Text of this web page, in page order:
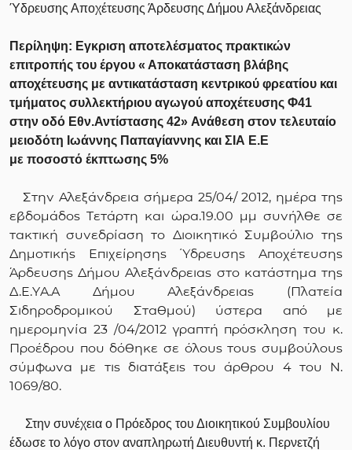
Ύδρευσης Αποχέτευσης Άρδευσης Δήμου Αλεξάνδρειας
Περίληψη: Εγκριση αποτελέσματος πρακτικών
επιτροπής του έργου « Αποκατάσταση βλάβης
αποχέτευσης με αντικατάσταση κεντρικού φρεατίου και
τμήματος συλλεκτήριου αγωγού αποχέτευσης Φ41
στην οδό Εθν.Αντίστασης 42» Ανάθεση στον τελευταίο
μειοδότη Ιωάννης Παπαγίαννης και ΣΙΑ Ε.Ε
με ποσοστό έκπτωσης 5%
Στην Αλεξάνδρεια σήμερα 25/04/ 2012, ημέρα της
εβδομάδος Τετάρτη και ώρα.19.00 μμ συνήλθε σε
τακτική συνεδρίαση το Διοικητικό Συμβούλιο της
Δημοτικής Επιχείρησης Ύδρευσης Αποχέτευσης
Άρδευσης Δήμου Αλεξάνδρειας στο κατάστημα της
Δ.Ε.ΥΑ.Α Δήμου Αλεξάνδρειας (Πλατεία
Σιδηροδρομικού Σταθμού) ύστερα από με
ημερομηνία 23 /04/2012 γραπτή πρόσκληση του κ.
Προέδρου που δόθηκε σε όλους τους συμβούλους
σύμφωνα με τις διατάξεις του άρθρου 4 του Ν.
1069/80.
Στην συνέχεια ο Πρόεδρος του Διοικητικού Συμβουλίου
έδωσε το λόγο στον αναπληρωτή Διευθυντή κ. Περνετζή